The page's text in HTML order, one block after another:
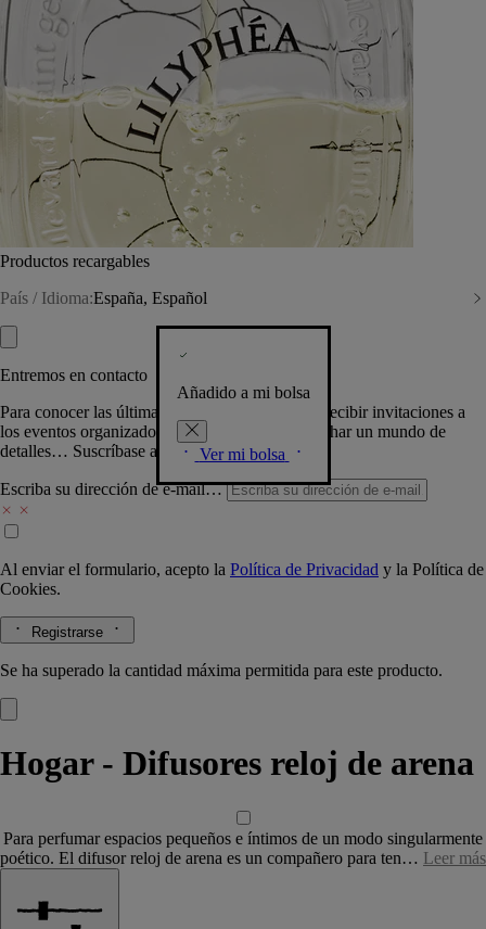
Productos recargables
País / Idioma:España, Español
Añadido a mi bolsa
Ver mi bolsa
Entremos en contacto
Para conocer las últimas creaciones de la Casa, recibir invitaciones a
los eventos organizados por Diptyque y aprovechar un mundo de
detalles… Suscríbase a nuestra newsletter.
Escriba su dirección de e-mail…
Al enviar el formulario, acepto la Política de Privacidad y la Política de
Cookies.
Registrarse
Se ha superado la cantidad máxima permitida para este producto.
Hogar - Difusores reloj de arena
Para perfumar espacios pequeños e íntimos de un modo singularmente
poético. El difusor reloj de arena es un compañero para ten… Leer más